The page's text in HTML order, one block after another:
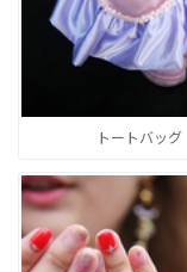
トートバッグ